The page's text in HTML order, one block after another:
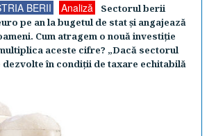
BERII Analiză
Sectorul berii
pe an la bugetul de stat şi angajează
Cum atragem o nouă investiţie
aceste cifre? „Dacă sectorul
dezvolte în condiţii de taxare echitabilă